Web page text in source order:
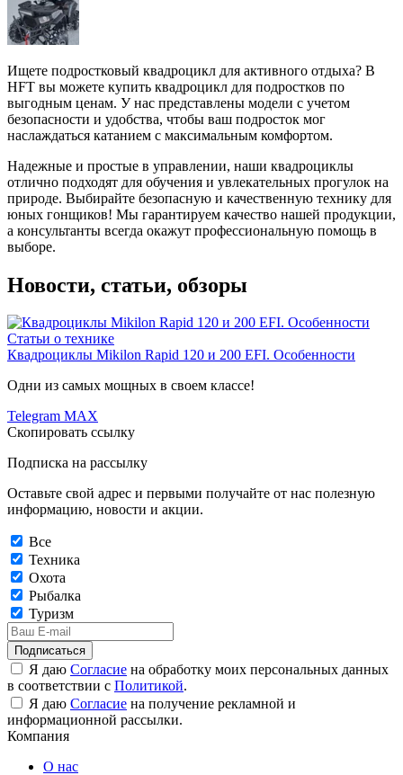
Ищете подростковый квадроцикл для активного отдыха? В
HFT вы можете купить квадроцикл для подростков по
выгодным ценам. У нас представлены модели с учетом
безопасности и удобства, чтобы ваш подросток мог
наслаждаться катанием с максимальным комфортом.
Надежные и простые в управлении, наши квадроциклы
отлично подходят для обучения и увлекательных прогулок на
природе. Выбирайте безопасную и качественную технику для
юных гонщиков! Мы гарантируем качество нашей продукции,
а консультанты всегда окажут профессиональную помощь в
выборе.
Новости, статьи, обзоры
Статьи о технике
Квадроциклы Mikilon Rapid 120 и 200 EFI. Особенности
Одни из самых мощных в своем классе!
Telegram MAX
Скопировать ссылку
Подписка на рассылку
Оставьте свой адрес и первыми получайте от нас полезную
информацию, новости и акции.
Все
Техника
Охота
Рыбалка
Туризм
Подписаться
Я даю Согласие на обработку моих персональных данных
в соответствии с Политикой.
Я даю Согласие на получение рекламной и
информационной рассылки.
Компания
О нас